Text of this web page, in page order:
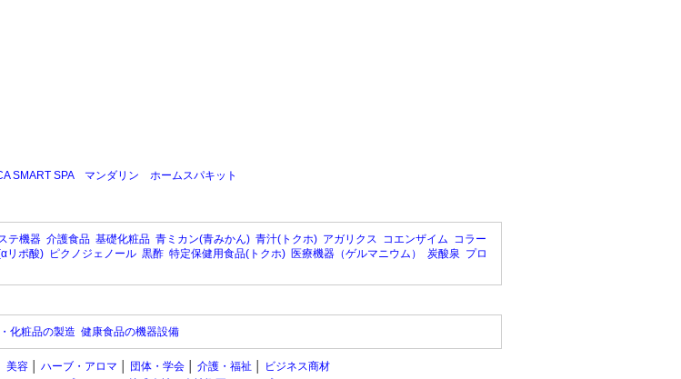
SMART SPA マンダリン ホームスパキット
テ機器 介護食品 基礎化粧品 青ミカン(青みかん) 青汁(トクホ) アガリクス コエンザイム コラー
リポ酸) ピクノジェノール 黒酢 特定保健用食品(トクホ) 医療機器（ゲルマニウム） 炭酸泉 プロ
化粧品の製造 健康食品の機器設備
美容 ハーブ・アロマ 団体・学会 介護・福祉
ビジネス商材